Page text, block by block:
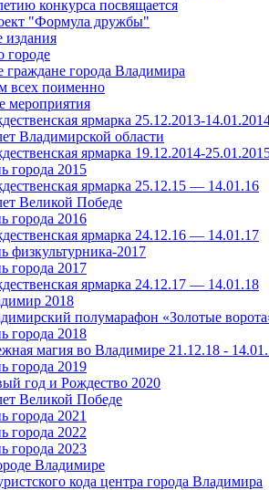
конкурса посвящается
"Формула дружбы"
издания
граждане города Владимира
всех поименно
мероприятия
ярмарка 25.12.2013-
Владимирской области
ярмарка 19.12.2014-
города 2015
ярмарка 25.12.15 — 14.01.16
Великой Победе
города 2016
ярмарка 24.12.16 — 14.01.17
физкультурника-2017
города 2017
ярмарка 24.12.17 — 14.01.18
2018
полумарафон «Золотые
города 2018
магия во Владимире 21.12.18 -
города 2019
год и Рождество 2020
Великой Победе
города 2021
города 2022
города 2023
Владимире
кода центра города Владимира